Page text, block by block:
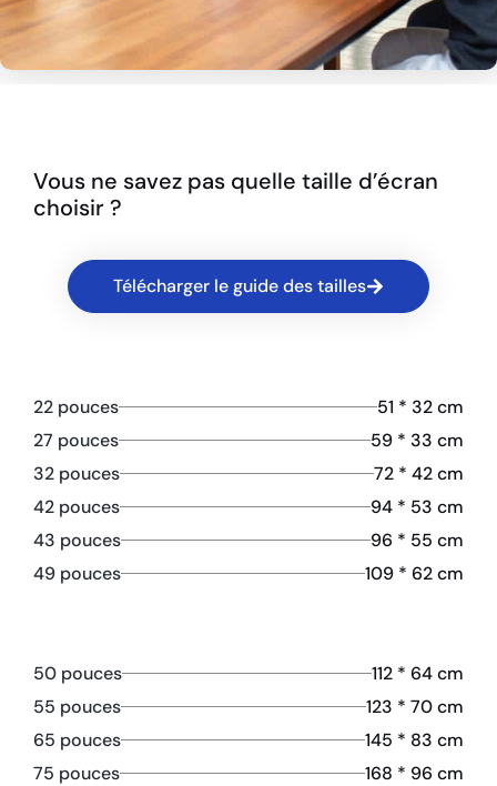
Vous ne savez pas quelle taille d’écran
choisir ?
Télécharger le guide des tailles
22 pouces
51 * 32 cm
27 pouces
59 * 33 cm
32 pouces
72 * 42 cm
42 pouces
94 * 53 cm
43 pouces
96 * 55 cm
49 pouces
109 * 62 cm
50 pouces
112 * 64 cm
55 pouces
123 * 70 cm
65 pouces
145 * 83 cm
75 pouces
168 * 96 cm